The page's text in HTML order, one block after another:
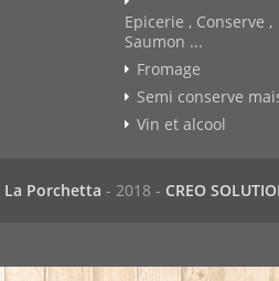
Epicerie , Conserve ,
Saumon ...
Fromage
Semi conserve
Vin et alcool
La Porchetta - 2018 - CREO